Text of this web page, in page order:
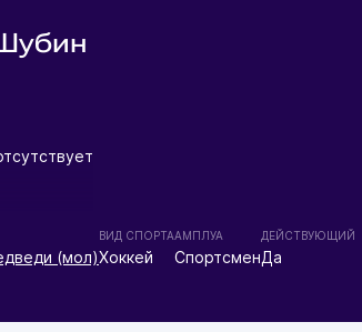
(мол)
ВИД СПОРТА
Хоккей
АМПЛУА
Спортсмен
ДЕЙСТВУЮЩИЙ
Да